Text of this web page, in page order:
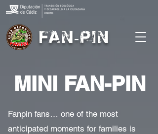
FAN-PIN
MINI FAN-PIN
Fanpin fans… one of the most
anticipated moments for families is